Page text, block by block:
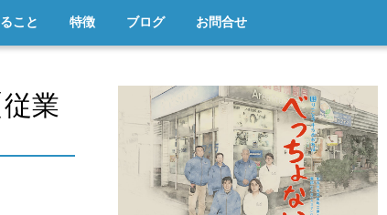
こと 特徴 ブログ お問合せ
業